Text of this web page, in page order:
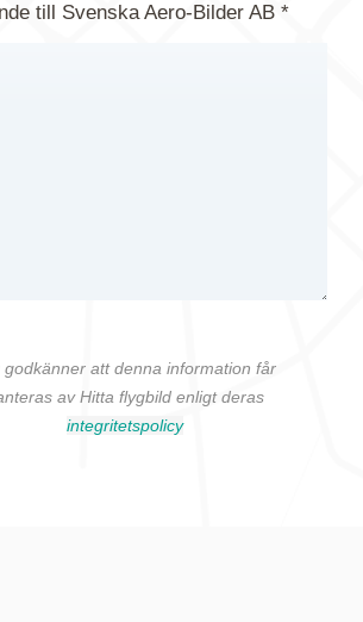
till Svenska Aero-Bilder AB *
godkänner att denna information får
av Hitta flygbild enligt deras
integritetspolicy